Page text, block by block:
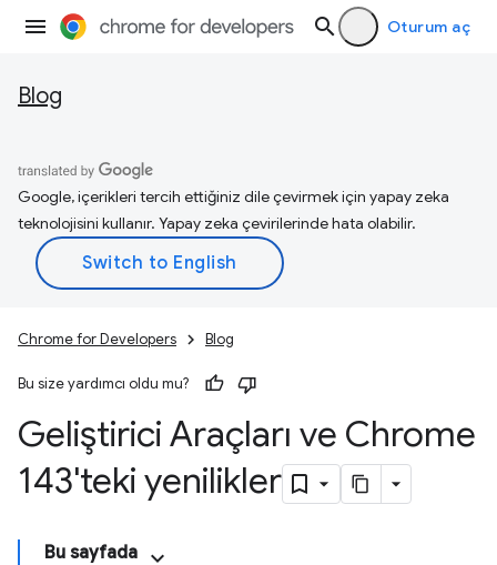
Oturum aç
Blog
Google, içerikleri tercih ettiğiniz dile çevirmek için yapay zeka
teknolojisini kullanır. Yapay zeka çevirilerinde hata olabilir.
Chrome for Developers Blog
Bu size yardımcı oldu mu?
Geliştirici Araçları ve Chrome
143'teki yenilikler
Bu sayfada